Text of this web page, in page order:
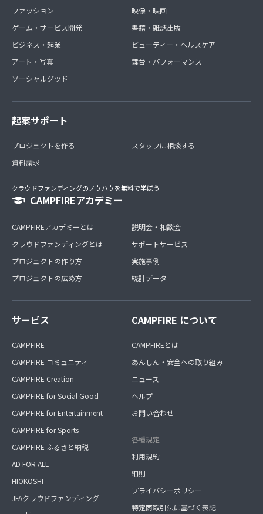
ファッション
ゲーム・サービス開発
ビジネス・起業
アート・写真
ソーシャルグッド
映像・映画
書籍・雑誌出版
ビューティー・ヘルスケア
舞台・パフォーマンス
起案サポート
プロジェクトを作る
資料請求
スタッフに相談する
クラウドファンディングのノウハウを無料で学ぼう
CAMPFIREアカデミー
CAMPFIREアカデミーとは
クラウドファンディングとは
プロジェクトの作り方
プロジェクトの広め方
説明会・相談会
サポートサービス
実施事例
統計データ
サービス
CAMPFIRE
CAMPFIRE コミュニティ
CAMPFIRE Creation
CAMPFIRE for Social Good
CAMPFIRE for Entertainment
CAMPFIRE for Sports
CAMPFIRE ふるさと納税
AD FOR ALL
HIOKOSHI
JFAクラウドファンディング
CAMPFIRE について
CAMPFIREとは
あんしん・安全への取り組み
ニュース
ヘルプ
お問い合わせ
各種規定
利用規約
細則
プライバシーポリシー
特定商取引法に基づく表記